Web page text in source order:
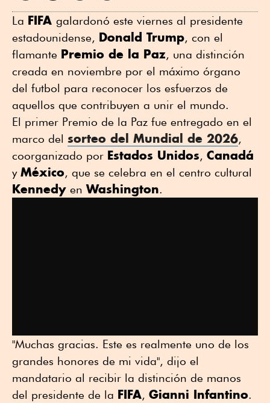
La FIFA galardonó este viernes al presidente
estadounidense, Donald Trump, con el
flamante Premio de la Paz, una distinción
creada en noviembre por el máximo órgano
del futbol para reconocer los esfuerzos de
aquellos que contribuyen a unir el mundo.
El primer Premio de la Paz fue entregado en el
marco del sorteo del Mundial de 2026,
coorganizado por Estados Unidos, Canadá
y México, que se celebra en el centro cultural
Kennedy enWashington.
"Muchas gracias. Este es realmente uno de los
grandes honores de mi vida", dijo el
mandatario al recibir la distinción de manos
del presidente de la FIFA, Gianni Infantino.